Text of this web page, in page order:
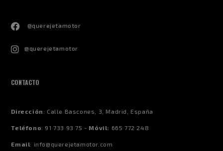
@querejetamotor
@querejetamotor
CONTACTO
Dirección : Calle Bascones, 3, Madrid, España
Teléfono: 91 733 93 75 - Móvil: 665 772 248
Email: info@querejetamotor.com